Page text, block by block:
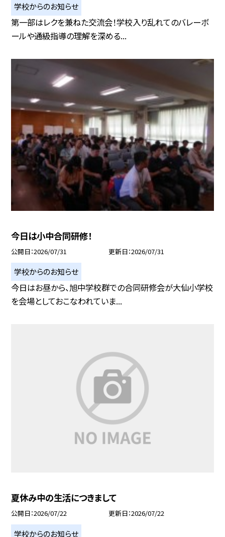
学校からのお知らせ
第一部はレクを兼ねた交流会！学校入り乱れてのバレーボ
ールや通級指導の理解を深める...
今日は小中合同研修！
公開日 2026/07/31 更新日 2026/07/31
学校からのお知らせ
今日はお昼から、旭中学校群での合同研修会が大仙小学校
を会場としておこなわれていま...
夏休み中の生活につきまして
公開日 2026/07/22 更新日 2026/07/22
学校からのお知らせ